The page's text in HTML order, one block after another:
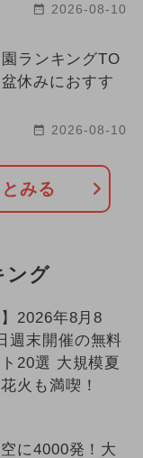
2026-08-10
園ランキングTO
休みにおすす
2026-08-10
みる
ング
】2026年8月8
週末開催の無料
20選 大規模夏
火も満喫！
に4000発！大